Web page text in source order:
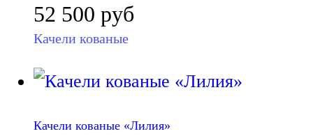
52 500 руб
Качели кованые
Качели кованые «Лилия»